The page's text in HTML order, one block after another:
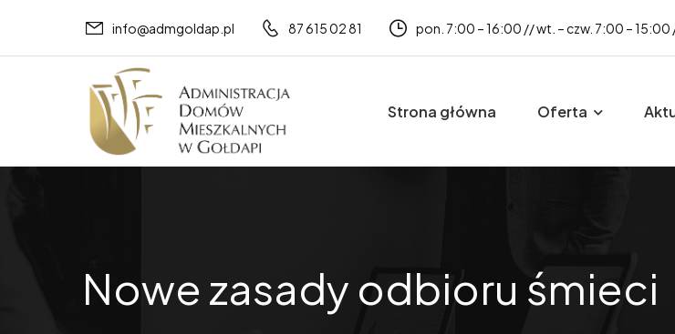
info@admgoldap.pl 87 615 02 81 pon. 7:00 – 16:00 // wt. – czw. 7:00 –
Strona główna Oferta
Nowe zasady odbioru śmieci